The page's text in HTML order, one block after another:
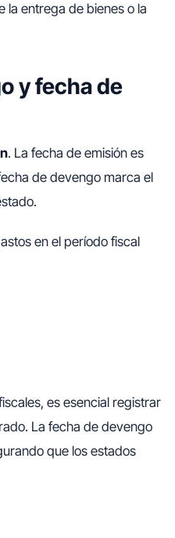
la entrega de bienes o la
y fecha de
. La fecha de emisión es
de devengo marca el
en el período fiscal
es esencial registrar
La fecha de devengo
que los estados